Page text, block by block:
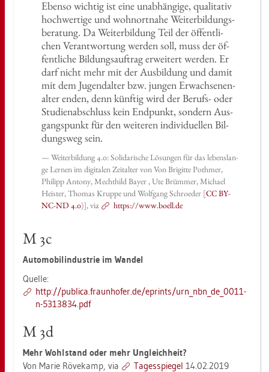
Eben­so wich­tig ist eine un­ab­hän­gi­ge, qua­li­ta­tiv
hoch­wer­ti­ge und wohn­ort­na­he Wei­ter­bil­dungs­
be­ra­tung. Da Wei­ter­bil­dung Teil der öf­fent­li­
chen Ver­ant­wor­tung wer­den soll, muss der öf­
fent­li­che Bil­dungs­auf­trag er­wei­tert wer­den. Er
darf nicht mehr mit der Aus­bil­dung und damit
mit dem Ju­gend­al­ter bzw. jun­gen Er­wach­se­nen­
al­ter enden, denn künf­tig wird der Be­rufs- oder
Stu­di­en­ab­schluss kein End­punkt, son­dern Aus­
gangs­punkt für den wei­te­ren in­di­vi­du­el­len Bil­
dungs­weg sein.
Wei­ter­bil­dung 4.0: So­li­da­ri­sche Lö­sun­gen für das le­bens­lan­
ge Ler­nen im di­gi­ta­len Zeit­al­ter von Von Bri­git­te Poth­mer,
Phil­ipp An­t­o­ny, Mecht­hild Bayer , Ute Brüm­mer, Mi­cha­el
Heis­ter, Tho­mas Krup­pe und Wolf­gang Schro­eder [CC BY-
NC-ND 4.0)], via https://​www.​boell.​de
M 3c
Au­to­mo­bil­in­dus­trie im Wan­del
Quel­le:
http://​pu­bli­ca.​fraun­ho­fer.​de/​eprints/​urn_​nbn_​de_​0011-​
n-​5313834.​pdf
M 3d
Mehr Wohl­stand oder mehr Un­gleich­heit?
Von Marie Rö­vekamp, via
Ta­ges­spie­gel 14.02.2019